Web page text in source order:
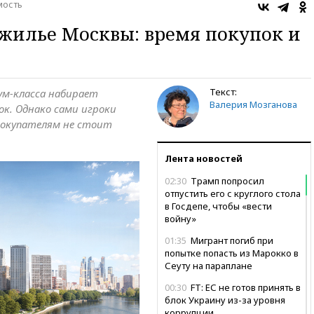
Москвы: время покупок и
Текст:
Валерия Мозганова
Лента новостей
02:30 Трамп попросил
отпустить его с круглого стола
в Госдепе, чтобы «вести
войну»
01:35 Мигрант погиб при
попытке попасть из Марокко в
Сеуту на параплане
00:30 FT: ЕС не готов принять в
блок Украину из-за уровня
класса набирает
Однако сами игроки
не стоит